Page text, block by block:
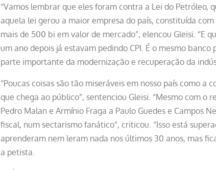
“Vamos lembrar que eles foram contra a Lei do Petróleo,
aquela lei gerou a maior empresa do país, constituída
mais de 500 bi em valor de mercado”, elencou Gleisi. “E
um ano depois já estavam pedindo CPI. É o mesmo
parte importante da modernização e recuperação da
“Poucas coisas são tão miseráveis em nosso país como
que chega ao público”, sentenciou Gleisi. “Mesmo com o
Pedro Malan e Armínio Fraga a Paulo Guedes e Campos
fiscal, num sectarismo fanático”, criticou. “Isso está
aprenderam nem leram nada nos últimos 30 anos, mas
a petista.